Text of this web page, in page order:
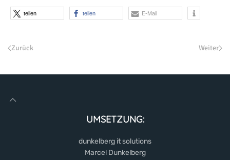
teilen teilen E-Mail
Zurück Weiter
UMSETZUNG:
dunkelberg it solutions
Marcel Dunkelberg